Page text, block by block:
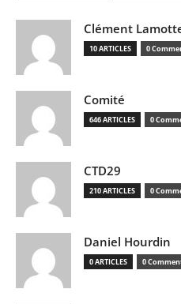
Clément
10 ARTICLES 0
Comité
646 ARTICLES 0
CTD29
210 ARTICLES 0
Daniel Hourdin
0 ARTICLES 0